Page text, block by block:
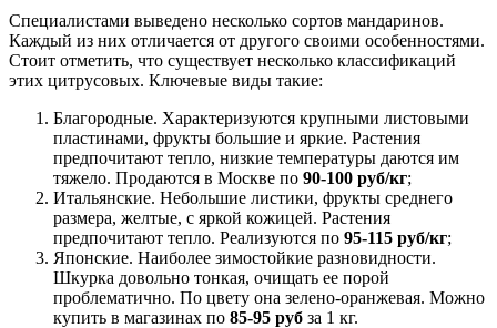
Специалистами выведено несколько сортов мандаринов.
Каждый из них отличается от другого своими особенностями.
Стоит отметить, что существует несколько классификаций
этих цитрусовых. Ключевые виды такие:
Благородные. Характеризуются крупными листовыми
пластинами, фрукты большие и яркие. Растения
предпочитают тепло, низкие температуры даются им
тяжело. Продаются в Москве по 90-100 руб/кг;
Итальянские. Небольшие листики, фрукты среднего
размера, желтые, с яркой кожицей. Растения
предпочитают тепло. Реализуются по 95-115 руб/кг;
Японские. Наиболее зимостойкие разновидности.
Шкурка довольно тонкая, очищать ее порой
проблематично. По цвету она зелено-оранжевая. Можно
купить в магазинах по 85-95 руб за 1 кг.